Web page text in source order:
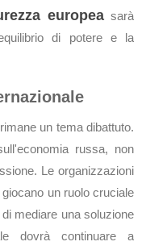
europea sarà
di potere e la
un tema dibattuto.
russa, non
Le organizzazioni
un ruolo cruciale
mediare una soluzione
dovrà continuare a